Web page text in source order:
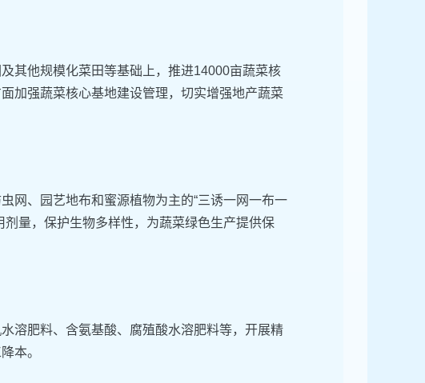
其他规模化菜田等基础上，推进14000亩蔬菜核
加强蔬菜核心基地建设管理，切实增强地产蔬菜
网、园艺地布和蜜源植物为主的“三诱一网一布一
量，保护生物多样性，为蔬菜绿色生产提供保
溶肥料、含氨基酸、腐殖酸水溶肥料等，开展精
本。